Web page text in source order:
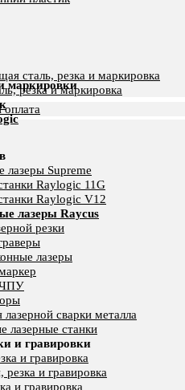
маркировки
сталь, резка и маркировка
резка и маркировка
оплата
лазеры Supreme
Raylogic 11G
Raylogic V12
лазеры Raycus
резки
лазеры
ЧПУ
лазерной сварки металла
лазерные станки
и гравировки
и гравировка
и гравировка
и гравировка